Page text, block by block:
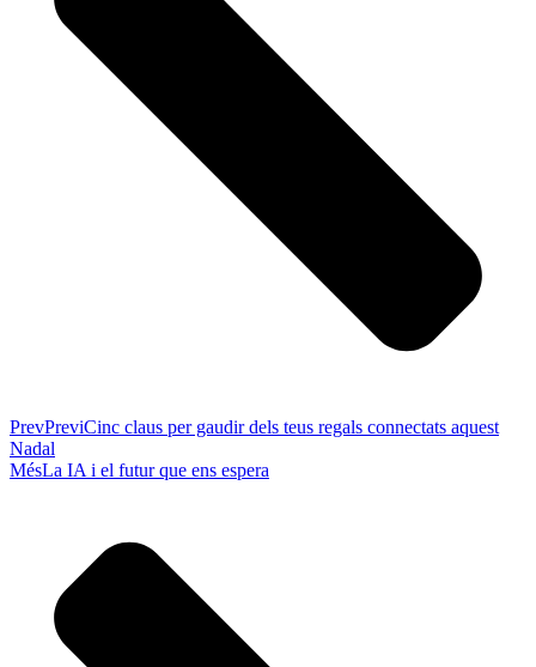
PrevPreviCinc claus per gaudir dels teus regals connectats aquest
Nadal
MésLa IA i el futur que ens espera